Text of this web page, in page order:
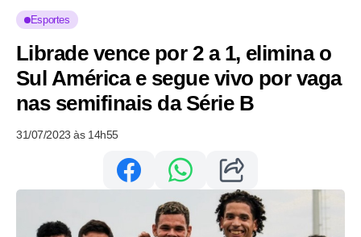
Esportes
Librade vence por 2 a 1, elimina o
Sul América e segue vivo por vaga
nas semifinais da Série B
31/07/2023 às 14h55